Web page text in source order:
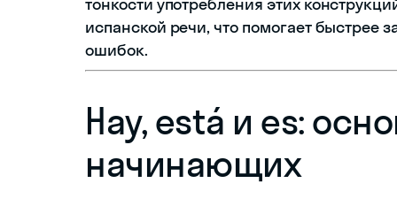
испанской речи, что помогает быстрее
ошибок.
Hay, está и es:
начинающих